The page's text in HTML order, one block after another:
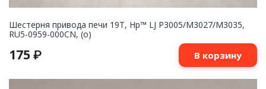
Шестерня привода печи 19T, Hp™ LJ P3005/M3027/M3035,
RU5-0959-000CN, (о)
175 ₽ В корзину